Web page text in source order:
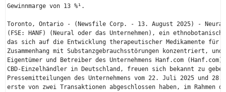
Gewinnmarge von 13 %¹.
Toronto, Ontario - (Newsfile Corp. - 13. August 2025) - Neural
(FSE: HANF) (Neural oder das Unternehmen), ein
das sich auf die Entwicklung therapeutischer Medikamente für
Zusammenhang mit Substanzgebrauchsstörungen konzentriert,
Eigentümer und Betreiber des Unternehmens Hanf.com
CBD-Einzelhändler in Deutschland, freuen sich bekannt zu
Pressemitteilungen des Unternehmens vom 22. Juli 2025 und
erste von zwei Transaktionen abgeschlossen haben, im Rahmen